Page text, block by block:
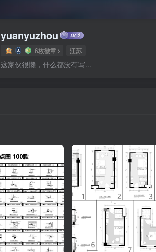
yuanyuzhou
6枚徽章 江苏
这家伙很懒，什么都没有写...